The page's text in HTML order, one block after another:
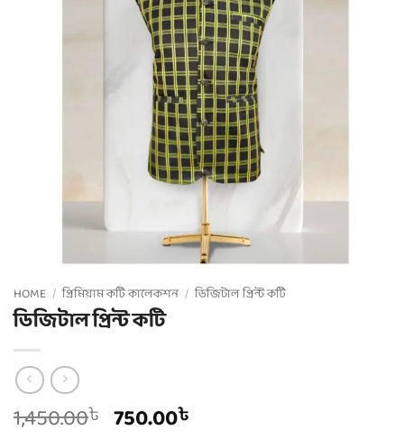
HOME / প্রিমিয়াম কটি কালেকশন / ডিজিটাল প্রিন্ট কটি
ডিজিটাল প্রিন্ট কটি
1,450.00৳ Original
750.00৳